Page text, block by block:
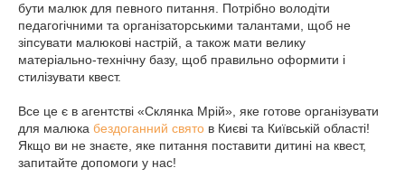
бути малюк для певного питання. Потрібно володіти
педагогічними та організаторськими талантами, щоб не
зіпсувати малюкові настрій, а також мати велику
матеріально-технічну базу, щоб правильно оформити і
стилізувати квест.
Все це є в агентстві «Склянка Мрій», яке готове організувати
для малюка бездоганний свято в Києві та Київській області!
Якщо ви не знаєте, яке питання поставити дитині на квест,
запитайте допомоги у нас!